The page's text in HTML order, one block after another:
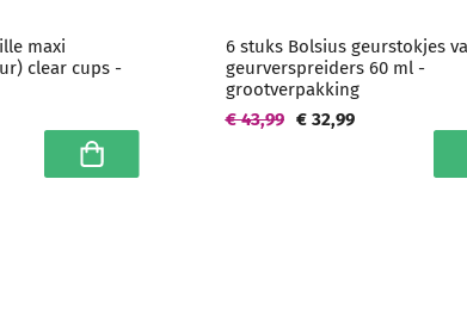
maxi
clear cups -
In winkelwagen
6 stuks Bolsius geurstokjes
geurverspreiders 60 ml -
grootverpakking
€ 32,99
€ 43,99